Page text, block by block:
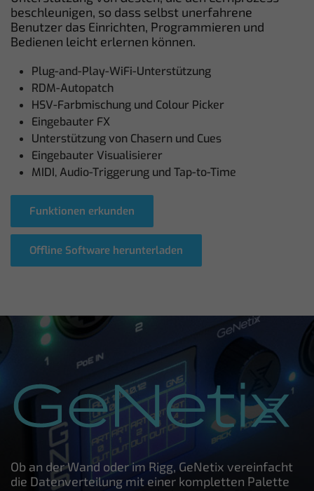
beschleunigen, so dass selbst unerfahrene
Benutzer das Einrichten, Programmieren und
Bedienen leicht erlernen können.
Plug-and-Play-WiFi-Unterstützung
RDM-Autopatch
HSV-Farbmischung und Colour Picker
Eingebauter FX
Unterstützung von Chasern und Cues
Eingebauter Visualisierer
MIDI, Audio-Triggerung und Tap-to-Time
Funktionen erkunden
Offline Software herunterladen
Ob an der Wand oder im Rigg, GeNetix vereinfacht
die Datenverteilung mit einer kompletten Palette